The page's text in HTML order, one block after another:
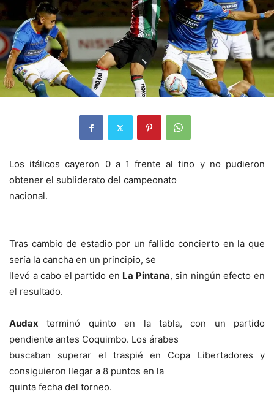
Los itálicos cayeron 0 a 1 frente al tino y no pudieron
obtener el subliderato del campeonato
nacional.
Tras cambio de estadio por un fallido concierto en la que
sería la cancha en un principio, se
llevó a cabo el partido en La Pintana, sin ningún efecto en
el resultado.
Audax terminó quinto en la tabla, con un partido
pendiente antes Coquimbo. Los árabes
buscaban superar el traspié en Copa Libertadores y
consiguieron llegar a 8 puntos en la
quinta fecha del torneo.